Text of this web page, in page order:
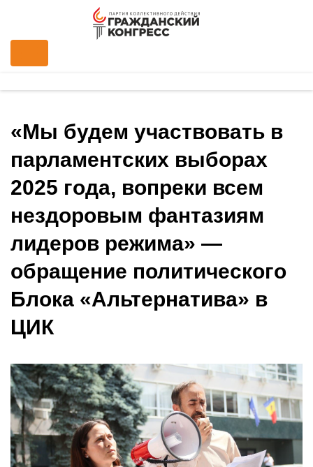
«Мы будем участвовать в
парламентских выборах
2025 года, вопреки всем
нездоровым фантазиям
лидеров режима» —
обращение политического
Блока «Альтернатива» в
ЦИК